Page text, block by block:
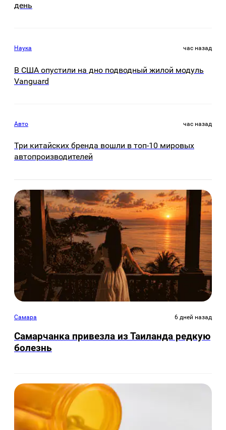
день
Наука час назад
В США опустили на дно подводный жилой модуль
Vanguard
Авто час назад
Три китайских бренда вошли в топ-10 мировых
автопроизводителей
Самара 6 дней назад
Самарчанка привезла из Таиланда редкую
болезнь